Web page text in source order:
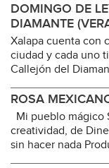
DOMINGO DE
DIAMANTE
Xalapa cuenta con
ciudad y cada uno
Callejón del
ROSA
Mi pueblo mágico
creatividad, de
sin hacer nada